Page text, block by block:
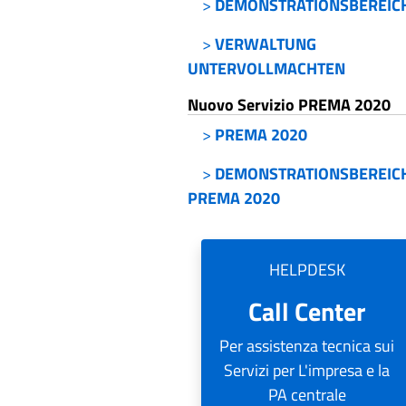
>VERWALTUNG
UNTERVOLLMACHTEN
Nuovo Servizio PREMA 2020
> PREMA 2020
>
PREMA 2020
HELPDESK
Call Center
Per assistenza tecnica sui
Servizi per L'impresa e la
PA centrale